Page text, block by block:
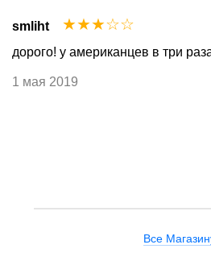
smliht ☆
☆
☆
☆
☆
дорого! у американцев в три
1 мая 2019
Все